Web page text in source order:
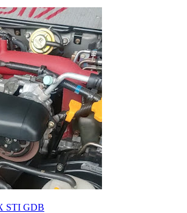
STI GDB